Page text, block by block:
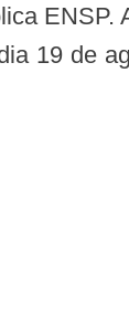
19 de